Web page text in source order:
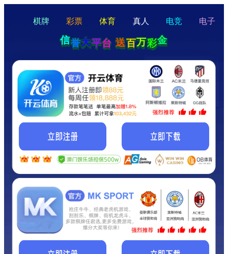
hello
Hey Guys!
我们即将上线啦...